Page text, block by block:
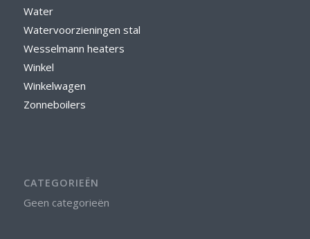
Water
Watervoorzieningen stal
Wesselmann heaters
Winkel
Winkelwagen
Zonneboilers
CATEGORIEËN
Geen categorieën